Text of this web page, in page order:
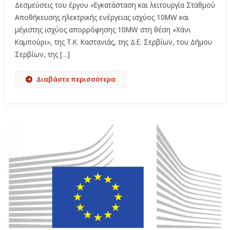
Δεσμεύσεις του έργου «Εγκατάσταση και λειτουργία Σταθμού
Αποθήκευσης ηλεκτρικής ενέργειας ισχύος 10MW και
μέγιστης ισχύος απορρόφησης 10MW στη θέση «Χάνι
Καμπούρι», της Τ.Κ. Καστανιάς, της Δ.Ε. Σερβίων, του Δήμου
Σερβίων, της […]
Διαβάστε περισσότερα